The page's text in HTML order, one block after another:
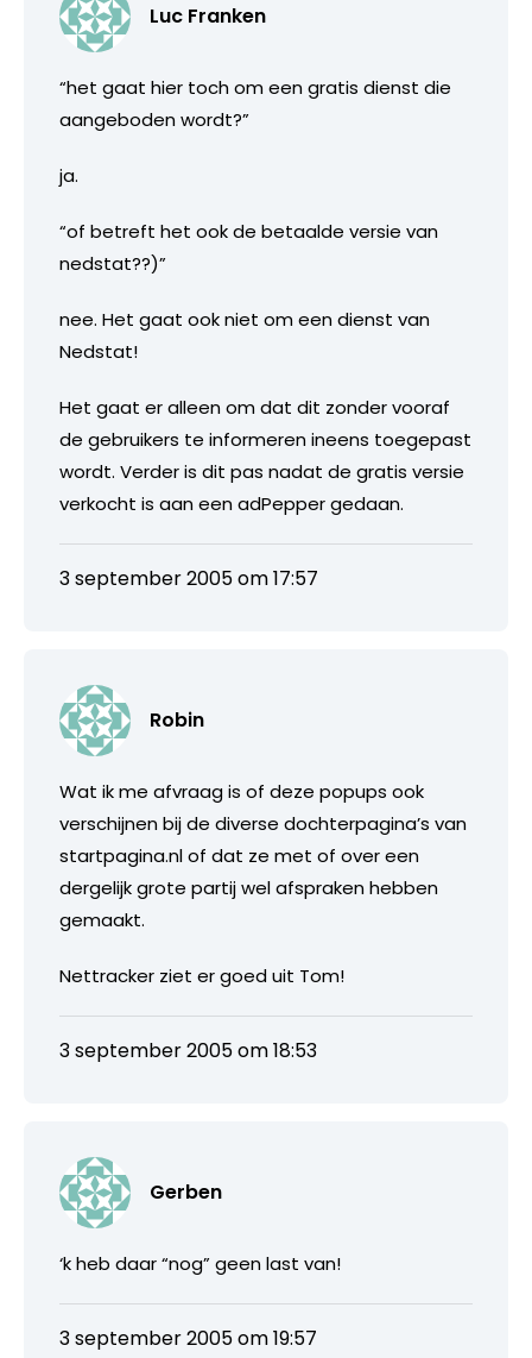
Luc Franken
“het gaat hier toch om een gratis dienst die
aangeboden wordt?”
ja.
“of betreft het ook de betaalde versie van
nedstat??)”
nee. Het gaat ook niet om een dienst van
Nedstat!
Het gaat er alleen om dat dit zonder vooraf
de gebruikers te informeren ineens toegepast
wordt. Verder is dit pas nadat de gratis versie
verkocht is aan een adPepper gedaan.
3 september 2005 om 17:57
Robin
Wat ik me afvraag is of deze popups ook
verschijnen bij de diverse dochterpagina’s van
startpagina.nl of dat ze met of over een
dergelijk grote partij wel afspraken hebben
gemaakt.
Nettracker ziet er goed uit Tom!
3 september 2005 om 18:53
Gerben
‘k heb daar “nog” geen last van!
3 september 2005 om 19:57